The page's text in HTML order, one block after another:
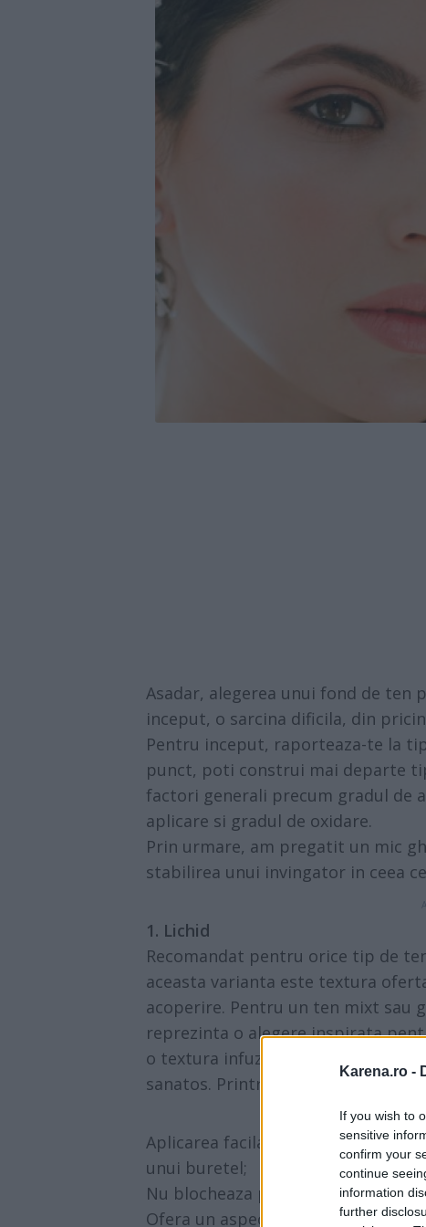
Karena.ro -
If you wish to
sensitive
confirm your
continue
information
further
Asadar, alegerea unui fond de
inceput, o sarcina dificila, din
Pentru inceput, raporteaza-te la
punct, poti construi mai departe
factori generali precum gradul de
aplicare si gradul de oxidare.
Prin urmare, am pregatit un mic
stabilirea unui invingator in ceea
1. Lichid
Recomandat pentru orice tip de
aceasta varianta este textura
acoperire. Pentru un ten mixt sau
reprezinta o alegere inspirata
o textura infuzata cu acid
sanatos. Printre avantajele sale se
Aplicarea facila, care se poate
unui buretel;
Nu blocheaza porii, asadar nu te
Ofera un aspect placut si prezinta